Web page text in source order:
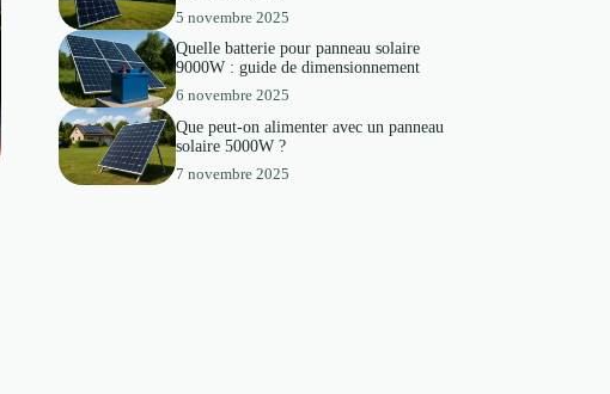
5 novembre 2025
Quelle batterie pour panneau solaire
9000W : guide de dimensionnement
6 novembre 2025
Que peut-on alimenter avec un panneau
solaire 5000W ?
7 novembre 2025